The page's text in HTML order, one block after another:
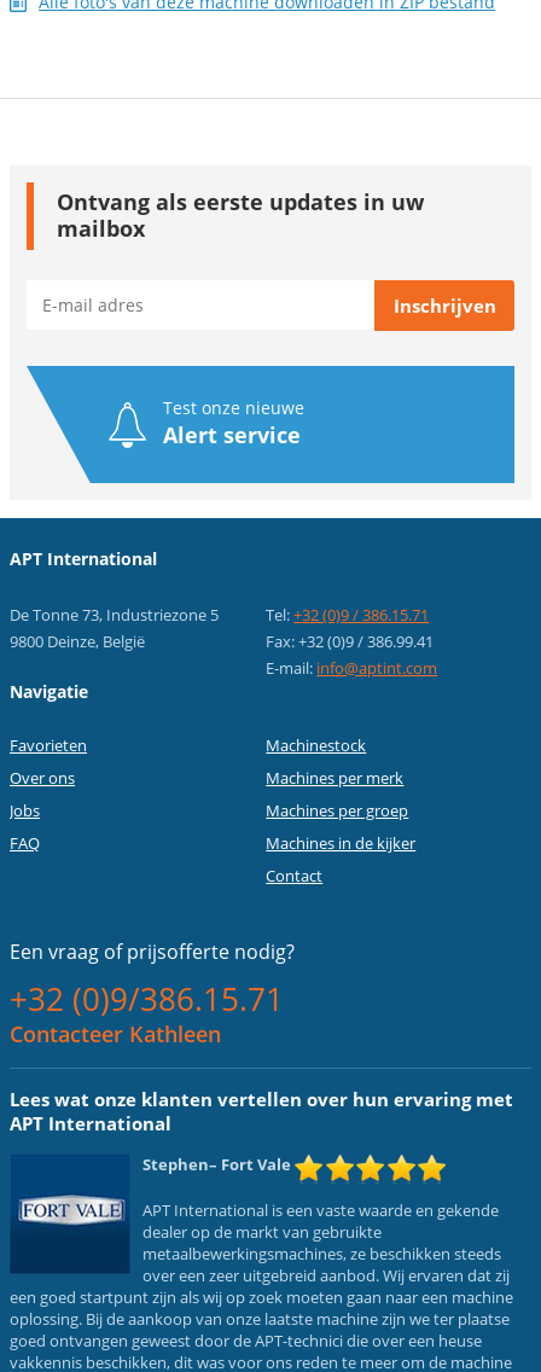
Ontvang als eerste updates in uw
mailbox
Test onze nieuwe
Alert service
APT International
De Tonne 73, Industriezone 5
9800 Deinze, België
Tel:+32 (0)9 / 386.15.71
Fax: +32 (0)9 / 386.99.41
E-mail: info@aptint.com
Navigatie
Favorieten
Over ons
Jobs
FAQ
Machinestock
Machines per merk
Machines per groep
Machines in de kijker
Contact
Een vraag ofprijsofferte nodig?
+32 (0)9/386.15.71
Contacteer Kathleen
Lees wat onze klanten vertellen over hun ervaring met
APT International
Stephen– Fort Vale
APT International is een vaste waarde en gekende
dealer op de markt van gebruikte
metaalbewerkingsmachines, ze beschikken steeds
over een zeer uitgebreid aanbod. Wij ervaren dat zij
een goed startpunt zijn als wij op zoek moeten gaan naar een machine
oplossing. Bij de aankoop van onze laatste machine zijn we ter plaatse
goed ontvangen geweest door de APT-technici die over een heuse
vakkennis beschikken, dit was voor ons reden te meer om de machine